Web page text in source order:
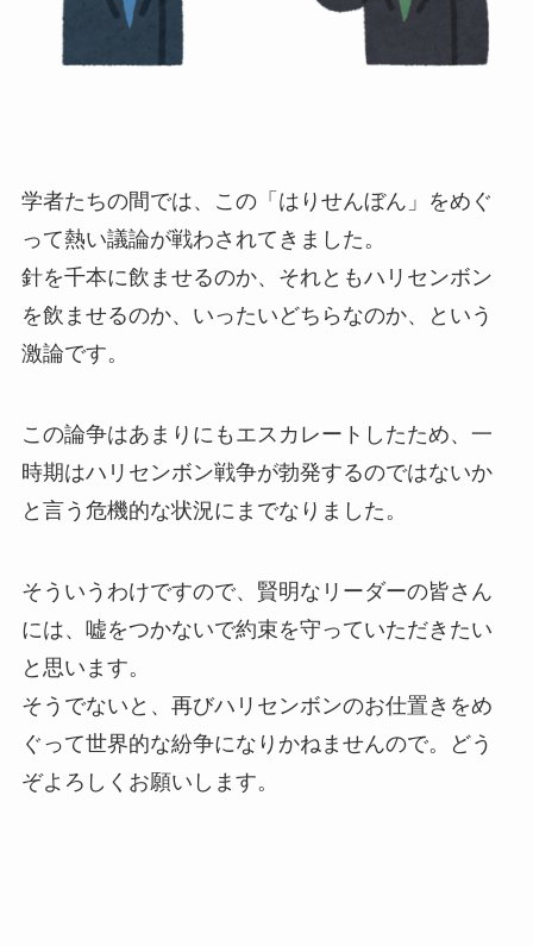
学者たちの間では、この「はりせんぼん」をめぐ
って熱い議論が戦わされてきました。
針を千本に飲ませるのか、それともハリセンボン
を飲ませるのか、いったいどちらなのか、という
激論です。
この論争はあまりにもエスカレートしたため、一
時期はハリセンボン戦争が勃発するのではないか
と言う危機的な状況にまでなりました。
そういうわけですので、賢明なリーダーの皆さん
には、嘘をつかないで約束を守っていただきたい
と思います。
そうでないと、再びハリセンボンのお仕置きをめ
ぐって世界的な紛争になりかねませんので。どう
ぞよろしくお願いします。